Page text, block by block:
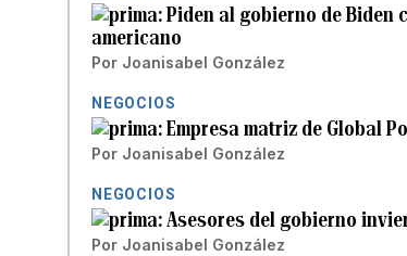
Piden al gobierno de Biden
americano
Por Joanisabel González
NEGOCIOS
Empresa matriz de Global
Por Joanisabel González
NEGOCIOS
Asesores del gobierno
Por Joanisabel González